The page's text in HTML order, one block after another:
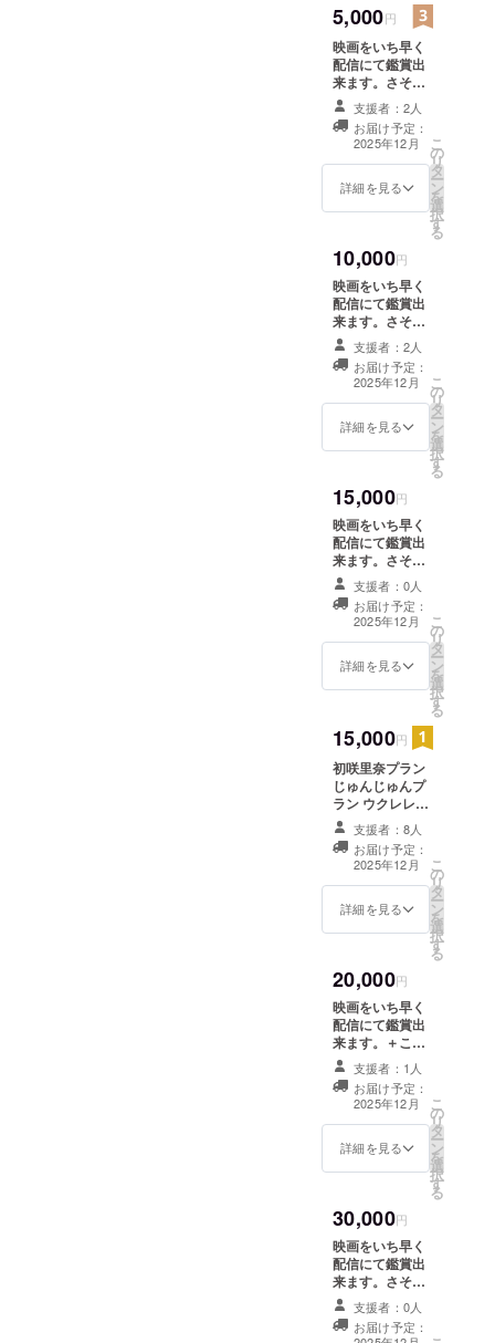
才馬鹿』
津田寛治主
演『スコー
ピオンス
ネーク』
CAMPFIRE
では
魔女のマイ
ノリティ、
ンパン
ジー、
男はくらい
よに次いで
恋愛山河が4
度目の挑戦
となる。
5,000円
映画をいち早く
配信にて鑑賞出
来ます。さそり
監督、主演俳優3
人のお礼のメー
ル+ここでしか手
に入らない映画
の名シーンの写
真
支援者：2人
お届け予定：
2025年12月
詳細を見る
こ
の
リ
タ
ー
ン
を
選
択
す
る
10,000円
映画をいち早く
配信にて鑑賞出
来ます。さそり
監督、ここでし
か手に入らない
映画の名シーン
の写真+映画恋愛
山河のクレジッ
トに名前を掲
間：2025年12月
間掲載、事業が
存続する限り掲
載 ・掲載方
法：文字のみ、
掲載サイズは
キャストと同じ
大きさ ・注意事
項：支援時、必
ず備考欄に掲載
を希望されるお
名前をご記入く
ださい
支援者：2人
お届け予定：
2025年12月
詳細を見る
こ
の
リ
タ
ー
ン
を
選
択
す
る
15,000円
映画をいち早く
配信にて鑑賞出
来ます。さそり
監督、主演俳優3
人の手書きのお
礼の手紙+ここで
しか手に入らな
い映画の名シー
ンの写真数枚+映
間：2025年12月
の公開から10年
間掲載、事業が
存続する限り掲
載 掲載方法：
文字のみ、掲載
サイズはキャス
トと同じ大きさ
・注意事項：支
欄に掲載を希望
されるお名前を
テッカー名刺サ
イズカラー
支援者：0人
お届け予定：
2025年12月
詳細を見る
こ
の
リ
タ
ー
ン
を
選
択
す
る
15,000円
初咲里奈プラン
じゅんじゅんプ
ラン ウクレレ高
円寺プランのお
知らせ ★上記の
15000円のご支
援各俳優プラン
の詳しい内容で
す、 ●映画をい
●さそり監督の手
書きのサインと
イラスト入りお
礼の手紙。 主演
俳優3人初咲里奈
さん、ウクレレ
高円寺さん、大
山淳（じゅん
じゅん）さん、
それぞれ好きな
お一人を選んで
頂き、ご支援さ
れる俳優さんの
手紙とおまけ一
品。 選択される
俳優さんのお名
前をメールにて
ご明記ください
ませ。 ●初咲里
奈プラン サイン
入り初咲里奈恋
支援者：8人
お届け予定：
2025年12月
詳細を見る
こ
の
リ
タ
ー
ン
を
選
択
す
る
20,000円
映画をいち早く
配信にて鑑賞出
来ます。＋ここ
でしか手に入ら
ない映画の名
シーンの写真数
枚+映画のエンド
クレジットへの
お名前の掲載 掲
載期間：2025年
業が存続する限
り掲載 掲載方
法：文字のみ、
掲載サイズは
キャストと同じ
大きさ ・注意事
項：支援時、必
支援者：1人
お届け予定：
2025年12月
詳細を見る
こ
の
リ
タ
ー
ン
を
選
択
す
る
30,000円
映画をいち早く
配信にて鑑賞出
来ます。さそり
監督、主演俳優3
人のお礼の手紙
+ここでしか手に
支援者：0人
お届け予定：